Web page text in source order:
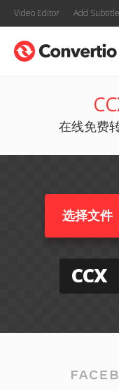
Video Editor Add
在线免费
选择文件
CCX